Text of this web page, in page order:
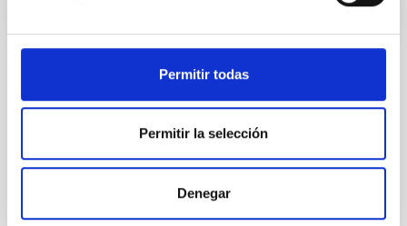
Permitir todas
Permitir la selección
Denegar
RESUELTO
PERFIL DEL PUESTO
TITULACIÓN REQUERIDA
NIVEL ESPAÑOL GRADO (MECES 2)
ESPECIALIDAD